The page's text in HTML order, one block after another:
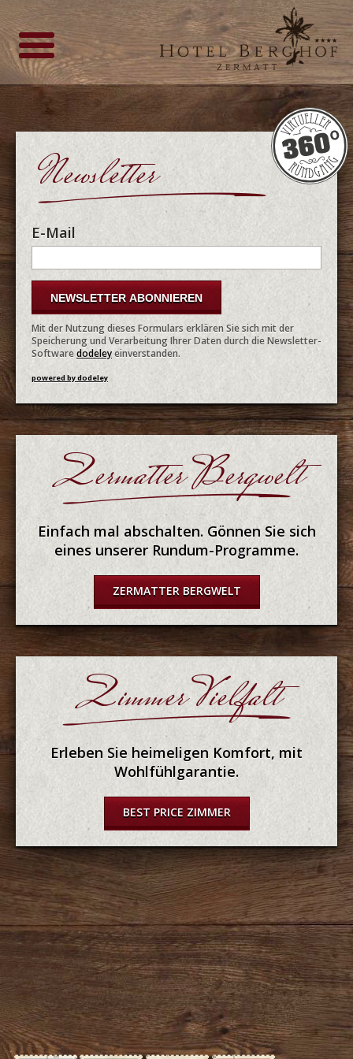
Newsletter
E-Mail
Mit der Nutzung dieses Formulars erklären Sie sich mit der
Speicherung und Verarbeitung Ihrer Daten durch die Newsletter-
Softwaredodeleyeinverstanden.
powered by dodeley
Zermatter Bergwelt
Einfach mal abschalten. Gönnen Sie sich
eines unserer Rundum-Programme.
ZERMATTER BERGWELT
Zimmer Vielfalt
Erleben Sie heimeligen Komfort, mit
Wohlfühlgarantie.
BEST PRICE ZIMMER